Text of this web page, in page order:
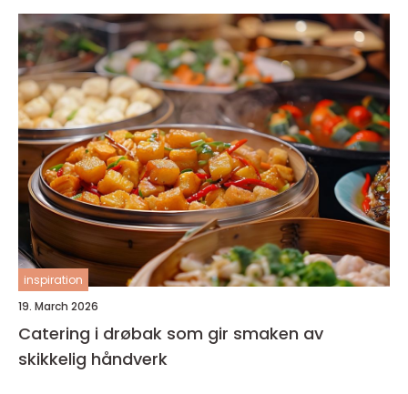
inspiration
19. March 2026
Catering i drøbak som gir smaken av
skikkelig håndverk